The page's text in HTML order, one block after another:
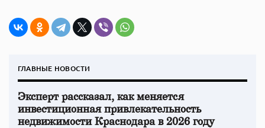
ГЛАВНЫЕ НОВОСТИ
Эксперт рассказал, как меняется
инвестиционная привлекательность
недвижимости Краснодара в 2026 году